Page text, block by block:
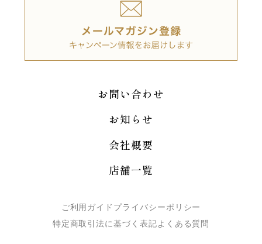
お問い合わせ
お知らせ
会社概要
店舗一覧
ご利用ガイド プライバシーポリシー
特定商取引法に基づく表記よくある質問